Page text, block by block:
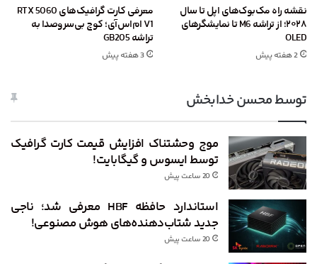
نقشه راه مک‌بوک‌های اپل تا سال
۲۰۲۸؛ از تراشه M6 تا نمایشگرهای
OLED
2 هفته پیش
معرفی کارت گرافیک‌های RTX 5060
V1 ام‌اس‌آی؛ کوچ بی‌سروصدا به
تراشه GB205
3 هفته پیش
توسط محسن خدابخش
موج وحشتناک افزایش قیمت کارت گرافیک
توسط ایسوس و گیگابایت!
20 ساعت پیش
استاندارد حافظه HBF معرفی شد؛ ناجی
جدید شتاب‌دهنده‌های هوش مصنوعی!
20 ساعت پیش